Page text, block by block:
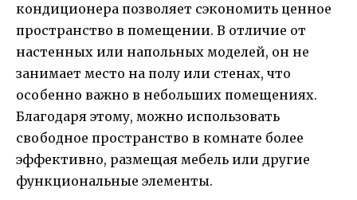
кондиционера позволяет сэкономить ценное
пространство в помещении. В отличие от
настенных или напольных моделей, он не
занимает место на полу или стенах, что
особенно важно в небольших помещениях.
Благодаря этому, можно использовать
свободное пространство в комнате более
эффективно, размещая мебель или другие
функциональные элементы.